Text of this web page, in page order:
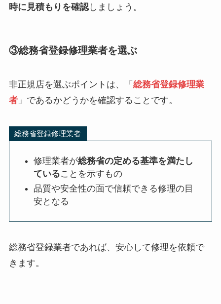
時に見積もりを確認しましょう。
③総務省登録修理業者を選ぶ
非正規店を選ぶポイントは、「 総務省登録修理業
者」であるかどうかを確認することです。
総務省登録修理業者
修理業者が総務省の定める基準を満たし
ていることを示すもの
品質や安全性の面で信頼できる修理の目
安となる
総務省登録業者であれば、安心して修理を依頼で
きます。